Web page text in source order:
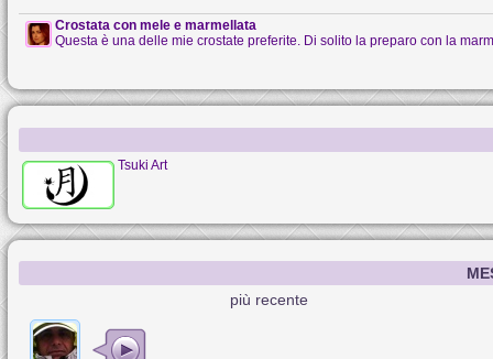
Crostata con mele e marmellata
Questa è una delle mie crostate preferite. Di solito la preparo con la
Tsuki Art
più recente